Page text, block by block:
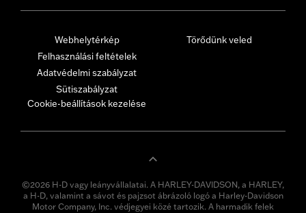
Webhelytérkép
Felhasználási feltételek
Adatvédelmi szabályzat
Sütiszabályzat
Cookie-beállítások kezelése
Törődünk veled
©2026 H-D vagy leányvállalatai. A HARLEY-DAVIDSON, a HARLEY,
a H-D, valamint a sávot és pajzsot ábrázoló logó a Harley-Davidson
Motor Company, Inc. védjegyei közé tartozik. A harmadik felek